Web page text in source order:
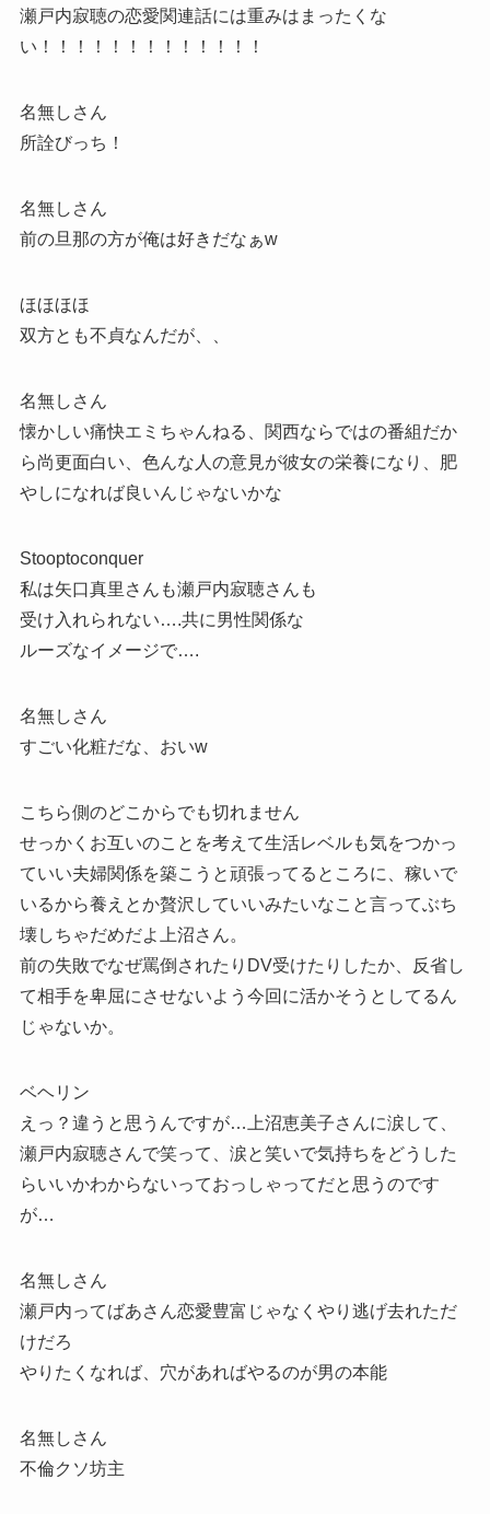
瀬戸内寂聴の恋愛関連話には重みはまったくな
い！！！！！！！！！！！！！
名無しさん
所詮びっち！
名無しさん
前の旦那の方が俺は好きだなぁw
ほほほほ
双方とも不貞なんだが、、
名無しさん
懐かしい痛快エミちゃんねる、関西ならではの番組だか
ら尚更面白い、色んな人の意見が彼女の栄養になり、肥
やしになれば良いんじゃないかな
Stooptoconquer
私は矢口真里さんも瀬戸内寂聴さんも
受け入れられない….共に男性関係な
ルーズなイメージで….
名無しさん
すごい化粧だな、おいw
こちら側のどこからでも切れません
せっかくお互いのことを考えて生活レベルも気をつかっ
ていい夫婦関係を築こうと頑張ってるところに、稼いで
いるから養えとか贅沢していいみたいなこと言ってぶち
壊しちゃだめだよ上沼さん。
前の失敗でなぜ罵倒されたりDV受けたりしたか、反省し
て相手を卑屈にさせないよう今回に活かそうとしてるん
じゃないか。
ベヘリン
えっ？違うと思うんですが…上沼恵美子さんに涙して、
瀬戸内寂聴さんで笑って、涙と笑いで気持ちをどうした
らいいかわからないっておっしゃってだと思うのです
が…
名無しさん
瀬戸内ってばあさん恋愛豊富じゃなくやり逃げ去れただ
けだろ
やりたくなれば、穴があればやるのが男の本能
名無しさん
不倫クソ坊主